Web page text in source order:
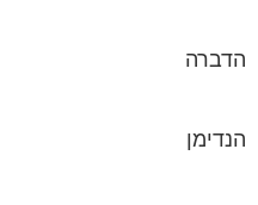
הדברה
הנדימן